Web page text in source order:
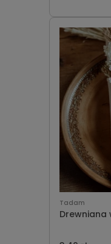
Tadam
Drewniana